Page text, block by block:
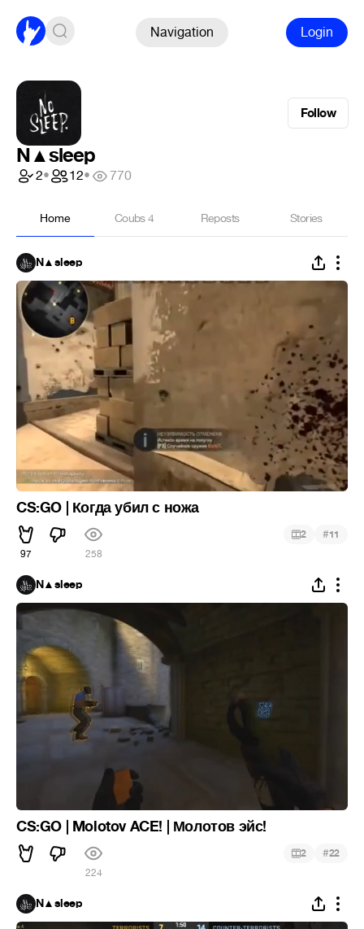
Navigation Login
Follow
N▲sleep
2• 12• 770
Home Coubs4 Reposts Stories
N▲sleep
CS:GO | Когда убил с ножа
97 258
2 #11
N▲sleep
CS:GO | Molotov ACE! | Молотов эйс!
224
2 #22
N▲sleep